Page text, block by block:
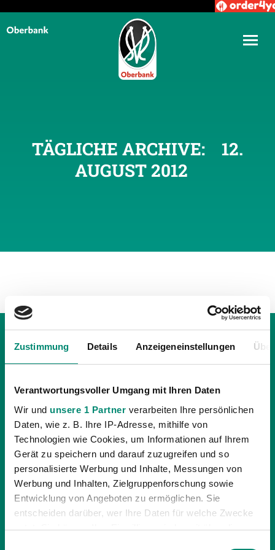
Zustimmung Details Anzeigeneinstellungen
Verantwortungsvoller Umgang mit Ihren Daten
Wir und unsere 1 Partner verarbeiten Ihre persönlichen
Daten, wie z. B. Ihre IP-Adresse, mithilfe von
Technologien wie Cookies, um Informationen auf Ihrem
Gerät zu speichern und darauf zuzugreifen und so
personalisierte Werbung und Inhalte, Messungen von
Werbung und Inhalten, Zielgruppenforschung sowie
Entwicklung von Angeboten zu ermöglichen. Sie
entscheiden darüber, wer Ihre Daten für welche Zwecke
nutzt. Sie können Ihre Einwilligung jederzeit über die
TÄGLICHE ARCHIVE:
12.
AUGUST 2012
12.08.2012| UNKATEGORISIERT
RIED FEIERT AUSWÄRTSSIEG BEI WIENER